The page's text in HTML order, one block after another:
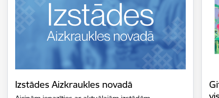
Izstādes Aizkraukles novadā